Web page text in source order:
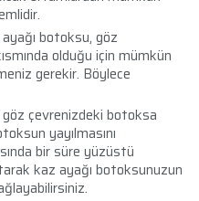
botoksu, göz
olduğu için mümkün
gerekir. Böylece
çevrenizdeki botoksa
yayılmasını
bir süre yüzüstü
kaz ayağı botoksunuzun